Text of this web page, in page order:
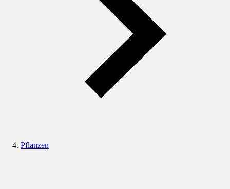
Pflanzen